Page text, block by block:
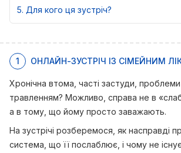
5 Для кого ця зустріч?
1 ОНЛАЙН-ЗУСТРІЧ ІЗ СІМЕЙНИМ
Хронічна втома, часті застуди, проблеми
травленням? Можливо, справа не в
а в тому, що йому просто заважають.
На зустрічі розберемося, як насправді
система, що її послаблює, і чому не